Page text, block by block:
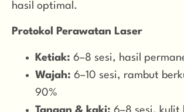
hasil optimal.
Protokol Perawatan Laser
Ketiak: 6–8 sesi, hasil
Wajah: 6–10 sesi, rambut
90%